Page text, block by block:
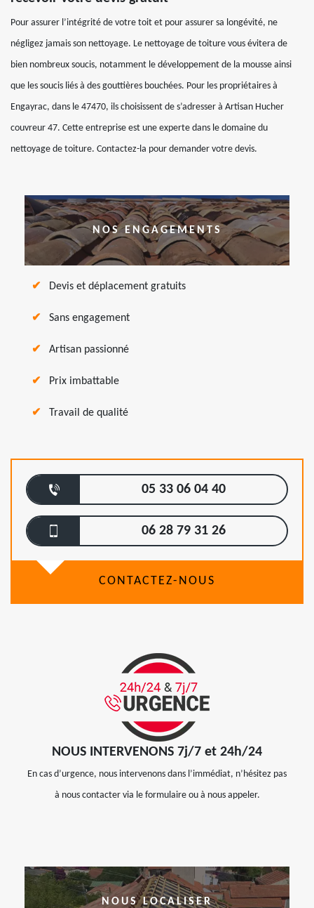
Pour assurer l’intégrité de votre toit et pour assurer sa longévité, ne
négligez jamais son nettoyage. Le nettoyage de toiture vous évitera de
bien nombreux soucis, notamment le développement de la mousse ainsi
que les soucis liés à des gouttières bouchées. Pour les propriétaires à
Engayrac, dans le 47470, ils choisissent de s’adresser à Artisan Hucher
couvreur 47. Cette entreprise est une experte dans le domaine du
nettoyage de toiture. Contactez-la pour demander votre devis.
NOS ENGAGEMENTS
Devis et déplacement gratuits
Sans engagement
Artisan passionné
Prix imbattable
Travail de qualité
05 33 06 04 40
06 28 79 31 26
CONTACTEZ-NOUS
NOUS INTERVENONS 7j/7 et 24h/24
En cas d’urgence, nous intervenons dans l’immédiat, n’hésitez pas
à nous contacter via le formulaire ou à nous appeler.
NOUS LOCALISER